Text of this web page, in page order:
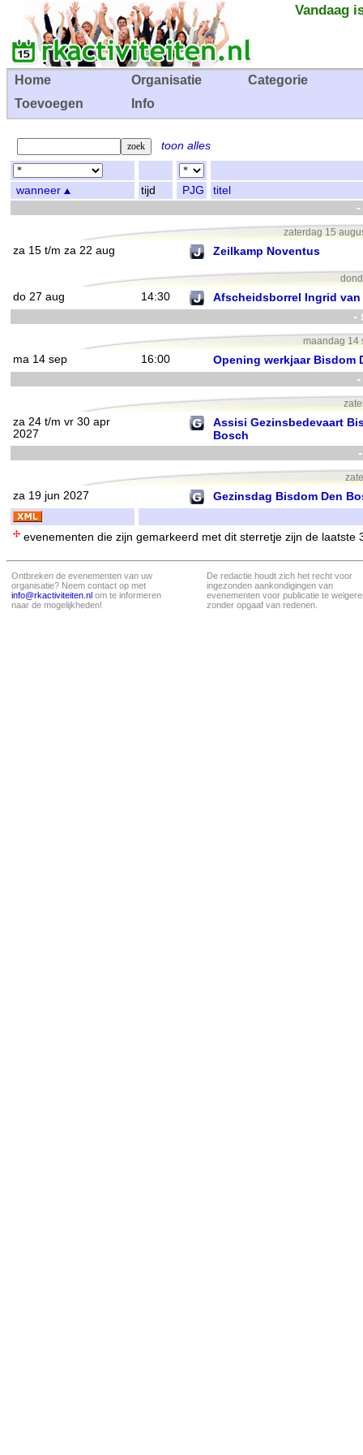
Vandaag
Home Organisatie
Categorie
Toevoegen
Info
toon alles
wanneer tijd PJG titel
zaterdag 15
za 15 t/m za 22 aug Zeilkamp Noventus
do 27 aug 14:30 Afscheidsborrel Ingrid van
-
maandag 14
ma 14 sep 16:00 Opening werkjaar Bisdom
za 24 t/m vr 30 apr
2027
Assisi Gezinsbedevaart
Bosch
za 19 jun 2027 Gezinsdag Bisdom Den
evenementen die zijn gemarkeerd met dit sterretje zijn de laatste
Ontbreken de evenementen van uw
organisatie? Neem contact op met
info@rkactiviteiten.nl om te informeren
naar de mogelijkheden!
De redactie houdt zich het recht voor
ingezonden aankondigingen van
evenementen voor publicatie te
zonder opgaaf van redenen.